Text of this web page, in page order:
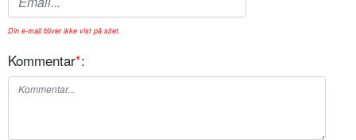
Din e-mail bliver ikke vist på sitet.
Kommentar*: